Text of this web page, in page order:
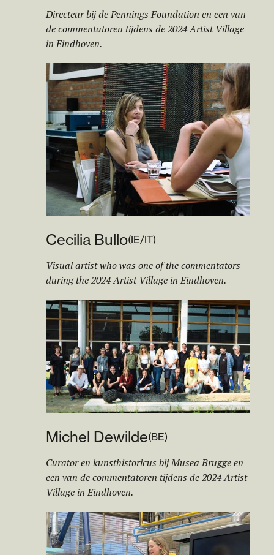
Directeur bij de Pennings Foundation en een van
de commentatoren tijdens de 2024 Artist Village
in Eindhoven.
Cecilia Bullo(IE/IT)
Visual artist who was one of the commentators
during the 2024 Artist Village in Eindhoven.
Michel Dewilde(BE)
Curator en kunsthistoricus bij Musea Brugge en
een van de commentatoren tijdens de 2024 Artist
Village in Eindhoven.